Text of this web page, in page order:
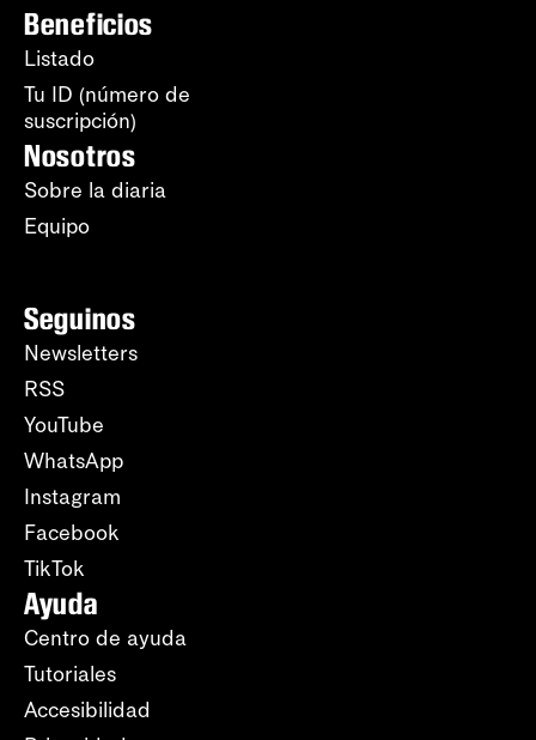
Beneficios
Listado
Tu ID (número de
suscripción)
Nosotros
Sobre la diaria
Equipo
Seguinos
Newsletters
RSS
YouTube
WhatsApp
Instagram
Facebook
TikTok
Ayuda
Centro de ayuda
Tutoriales
Accesibilidad